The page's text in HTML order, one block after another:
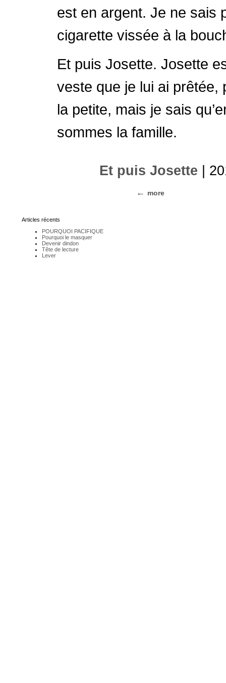
est en argent. Je ne sais
cigarette vissée à la
Et puis Josette. Josette
veste que je lui ai prêtée,
la petite, mais je sais
sommes la famille.
Et puis Josette |
more
Articles récents
POURQUOI PACIFIQUE
Pourquoi le masquer
Devenir dindon
Tête de lecture
Lever